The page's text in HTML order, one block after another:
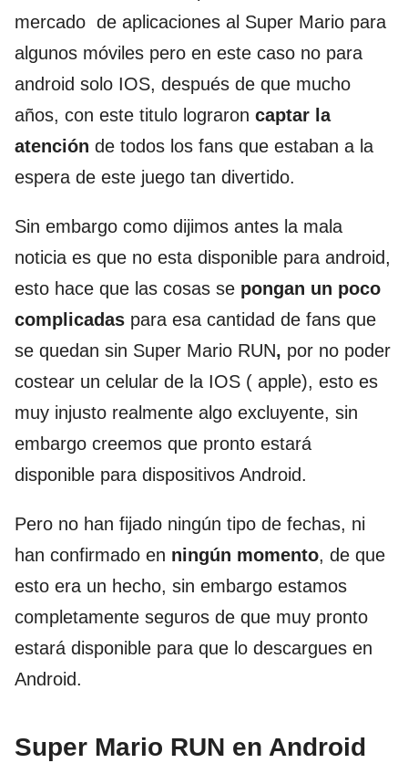
mercado de aplicaciones al Super Mario para
algunos móviles pero en este caso no para
android solo IOS, después de que mucho
años, con este titulo lograron captar la
atención de todos los fans que estaban a la
espera de este juego tan divertido.
Sin embargo como dijimos antes la mala
noticia es que no esta disponible para android,
esto hace que las cosas se pongan un poco
complicadas para esa cantidad de fans que
se quedan sin Super Mario RUN, por no poder
costear un celular de la IOS ( apple), esto es
muy injusto realmente algo excluyente, sin
embargo creemos que pronto estará
disponible para dispositivos Android.
Pero no han fijado ningún tipo de fechas, ni
han confirmado en ningún momento, de que
esto era un hecho, sin embargo estamos
completamente seguros de que muy pronto
estará disponible para que lo descargues en
Android.
Super Mario RUN en Android